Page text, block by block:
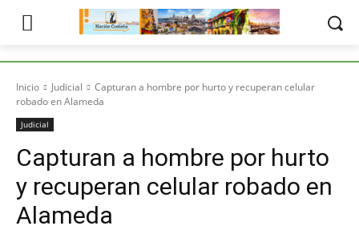
Inicio Judicial
Capturan a hombre por hurto y recuperan celular
robado en Alameda
Judicial
Capturan a hombre por hurto
y recuperan celular robado en
Alameda